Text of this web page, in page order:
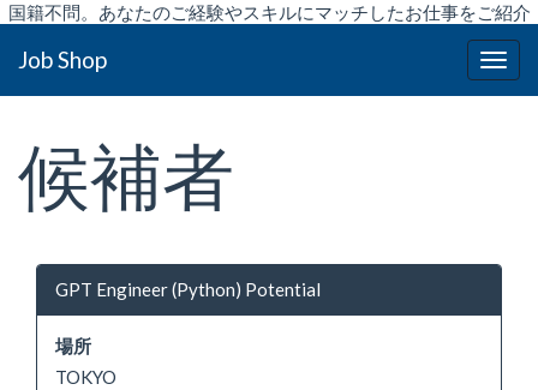
国籍不問。あなたのご経験やスキルにマッチしたお仕事をご紹介
Job Shop
候補者
GPT Engineer (Python) Potential
場所
TOKYO